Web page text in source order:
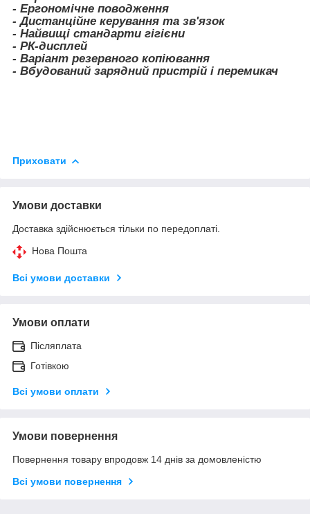
- Ергономічне поводження
- Дистанційне керування та зв'язок
- Найвищі стандарти гігієни
- РК-дисплей
- Варіант резервного копіювання
- Вбудований зарядний пристрій і перемикач
Приховати
Умови доставки
Доставка здійснюється тільки по передоплаті.
Нова Пошта
Всі умови доставки
Умови оплати
Післяплата
Готівкою
Всі умови оплати
Умови повернення
Повернення товару впродовж 14 днів за домовленістю
Всі умови повернення